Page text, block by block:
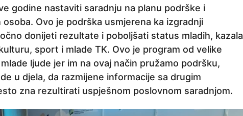
godine nastaviti saradnju na planu podrške i
Ovo je podrška usmjerena ka izgradnji
donijeti rezultate i poboljšati status mladih, kazala
sport i mlade TK. Ovo je program od velike
ljude jer im na ovaj način pružamo podršku,
u djela, da razmijene informacije sa drugim
zna rezultirati uspješnom poslovnom saradnjom.